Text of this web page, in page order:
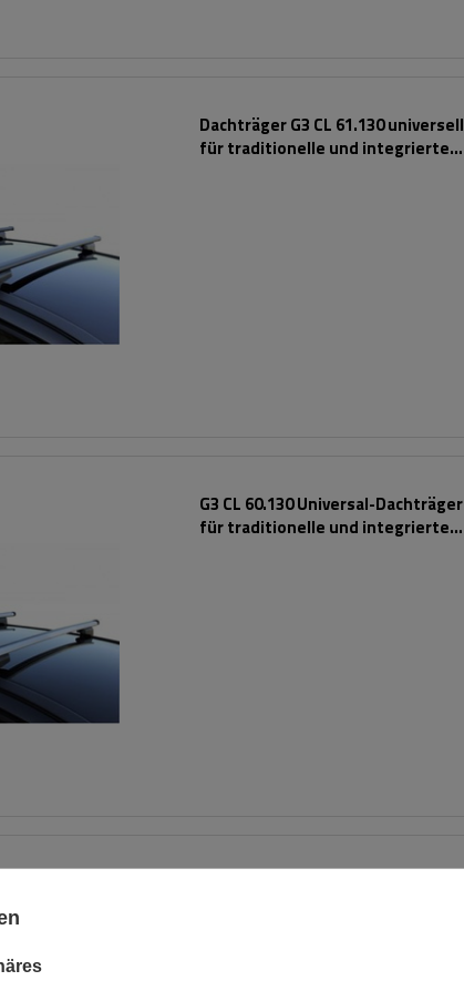
Dachträger G3 CL 61.130 universell
für traditionelle und integrierte
G3 CL 60.130 Universal-Dachträger
für traditionelle und integrierte